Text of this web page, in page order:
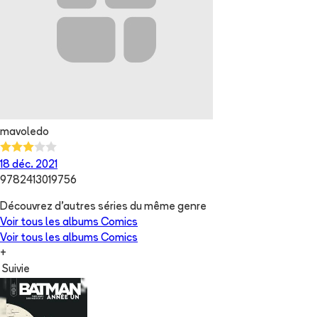
mavoledo
18 déc. 2021
9782413019756
Découvrez d'autres séries du même genre
Voir tous les albums Comics
Voir tous les albums Comics
+
Suivie